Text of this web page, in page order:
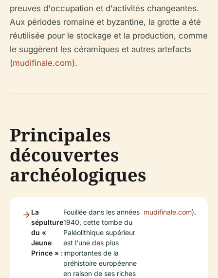
preuves d'occupation et d'activités changeantes.
Aux périodes romaine et byzantine, la grotte a été
réutilisée pour le stockage et la production, comme
le suggèrent les céramiques et autres artefacts
(mudifinale.com).
Principales
découvertes
archéologiques
La
sépulture
du «
Jeune
Prince » :
Fouillée dans les années
1940, cette tombe du
Paléolithique supérieur
est l'une des plus
importantes de la
préhistoire européenne
en raison de ses riches
mudifinale.com).